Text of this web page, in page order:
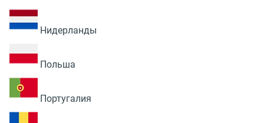
Нидерланды
Польша
Португалия